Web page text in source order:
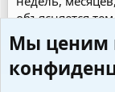
объясняется
(неполного)
животных
канальцах
Мы ценим